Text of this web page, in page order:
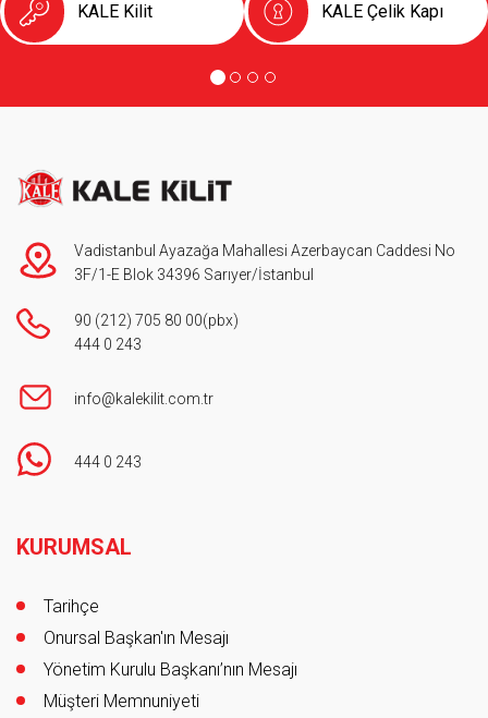
KALE Kilit KALE Çelik Kapı
Vadistanbul Ayazağa Mahallesi Azerbaycan Caddesi No
3F/1-E Blok 34396 Sarıyer/İstanbul
90 (212) 705 80 00(pbx)
444 0 243
info@kalekilit.com.tr
444 0 243
KURUMSAL
Tarihçe
Onursal Başkan'ın Mesajı
Yönetim Kurulu Başkanı’nın Mesajı
Müşteri Memnuniyeti